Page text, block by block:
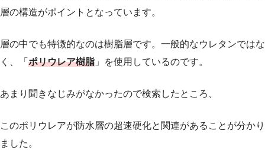
層の構造がポイントとなっています。
層の中でも特徴的なのは樹脂層です。一般的なウレタンではな
く、「 ポリウレア樹脂 」を使用しているのです。
あまり聞きなじみがなかったので検索したところ、
このポリウレアが防水層の超速硬化と関連があることが分かり
ました。